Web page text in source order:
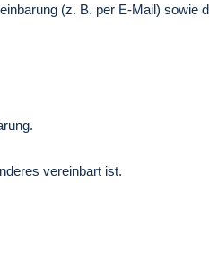
(z. B. per E-Mail) sowie
vereinbart ist.